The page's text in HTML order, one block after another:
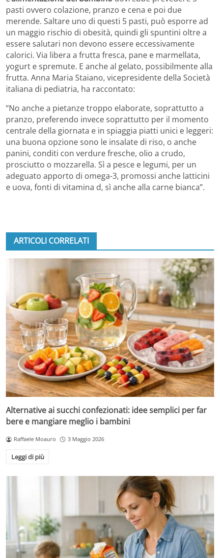
pasti ovvero colazione, pranzo e cena e poi due
merende. Saltare uno di questi 5 pasti, può esporre ad
un maggio rischio di obesità, quindi gli spuntini oltre a
essere salutari non devono essere eccessivamente
calorici. Via libera a frutta fresca, pane e marmellata,
yogurt e spremute. E anche al gelato, possibilmente alla
frutta. Anna Maria Staiano, vicepresidente della Società
italiana di pediatria, ha raccontato:
“No anche a pietanze troppo elaborate, soprattutto a
pranzo, preferendo invece soprattutto per il momento
centrale della giornata e in spiaggia piatti unici e leggeri:
una buona opzione sono le insalate di riso, o anche
panini, conditi con verdure fresche, olio a crudo,
prosciutto o mozzarella. Sì a pesce e legumi, per un
adeguato apporto di omega-3, promossi anche latticini
e uova, fonti di vitamina d, sì anche alla carne bianca”.
ARTICOLI CORRELATI
Alternative ai succhi confezionati: idee semplici per far
bere e mangiare meglio i bambini
Raffaele Moauro 3 Maggio 2026
Leggi di più